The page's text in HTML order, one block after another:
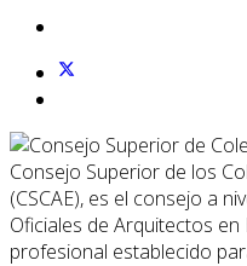
Consejo Superior de los
(CSCAE), es el consejo a
Oficiales de Arquitectos en
profesional establecido